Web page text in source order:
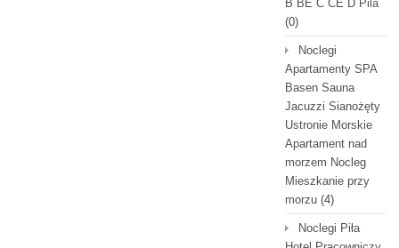
B BE C CE D Pila
(0)
Noclegi
Apartamenty SPA
Basen Sauna
Jacuzzi Sianożęty
Ustronie Morskie
Apartament nad
morzem Nocleg
Mieszkanie przy
morzu (4)
Noclegi Piła